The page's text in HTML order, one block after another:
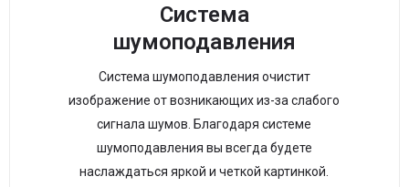
Система
шумоподавления
Система шумоподавления очистит
изображение от возникающих из-за слабого
сигнала шумов. Благодаря системе
шумоподавления вы всегда будете
наслаждаться яркой и четкой картинкой.